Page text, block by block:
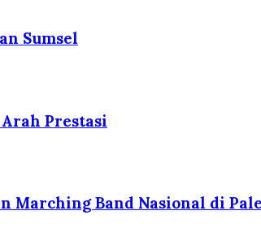
Sumsel
Prestasi
Marching Band Nasional di